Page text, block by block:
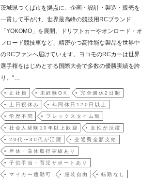
茨城県つくば市を拠点に、企画・設計・製造・販売を
一貫して手がけ、世界最高峰の競技用RCブランド
「YOKOMO」を展開。ドリフトカーやオンロード・オ
フロード競技車など、精密かつ高性能な製品を世界中
のRCファンへ届けています。ヨコモのRCカーは世界
選手権をはじめとする国際大会で多数の優勝実績を誇
り、“…
正社員 未経験OK 完全週休2日制
土日祝休み 年間休日120日以上
学歴不問 フレックスタイム制
社会人経験10年以上歓迎 女性が活躍
20代〜30代が活躍 交通費全額支給
産休・育休取得実績あり
子供手当・育児サポートあり
マイカー通勤可 服装自由 転勤なし